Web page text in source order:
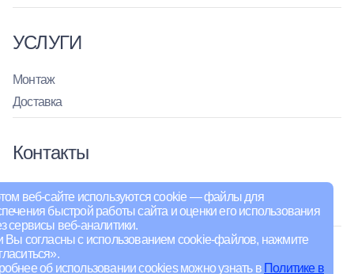
веб-сайте используются cookie — файлы для
быстрой работы сайта и оценки его использования
сервисы веб-аналитики.
Вы согласны с использованием cookie-файлов, нажмите
об использовании cookies можно узнать в Политике в
УСЛУГИ
Монтаж
Доставка
Контакты
адрес: г. Москва, ул. Складочная, д.1, стр. 18, офис 318
+7-800-222-87-92
+7-495-323-00-22
Социальные сети: